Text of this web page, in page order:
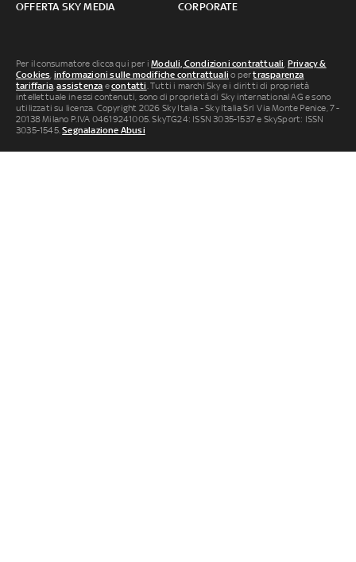
OFFERTA SKY MEDIA CORPORATE
Per il consumatore clicca qui per iModuli, Condizioni contrattuali, Privacy &
Cookies, informazioni sulle modifiche contrattuali o pertrasparenza
tariffaria,assistenza econtatti. Tutti i marchi Sky e i diritti di proprietà
intellettuale in essi contenuti, sono di proprietà di Sky international AG e sono
utilizzati su licenza. Copyright 2026 Sky Italia - Sky Italia Srl Via Monte Penice, 7 -
20138 Milano P.IVA 04619241005. SkyTG24: ISSN 3035-1537 e SkySport: ISSN
3035-1545.Segnalazione Abusi